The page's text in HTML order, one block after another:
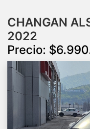
CHANGAN
2022
Precio: